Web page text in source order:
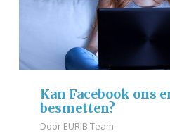
Kan Facebook ons
besmetten?
Door EURIB Team